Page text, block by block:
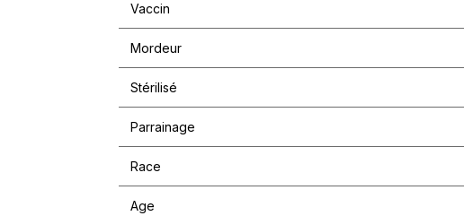
Vaccin
Mordeur
Stérilisé
Parrainage
Race
Age